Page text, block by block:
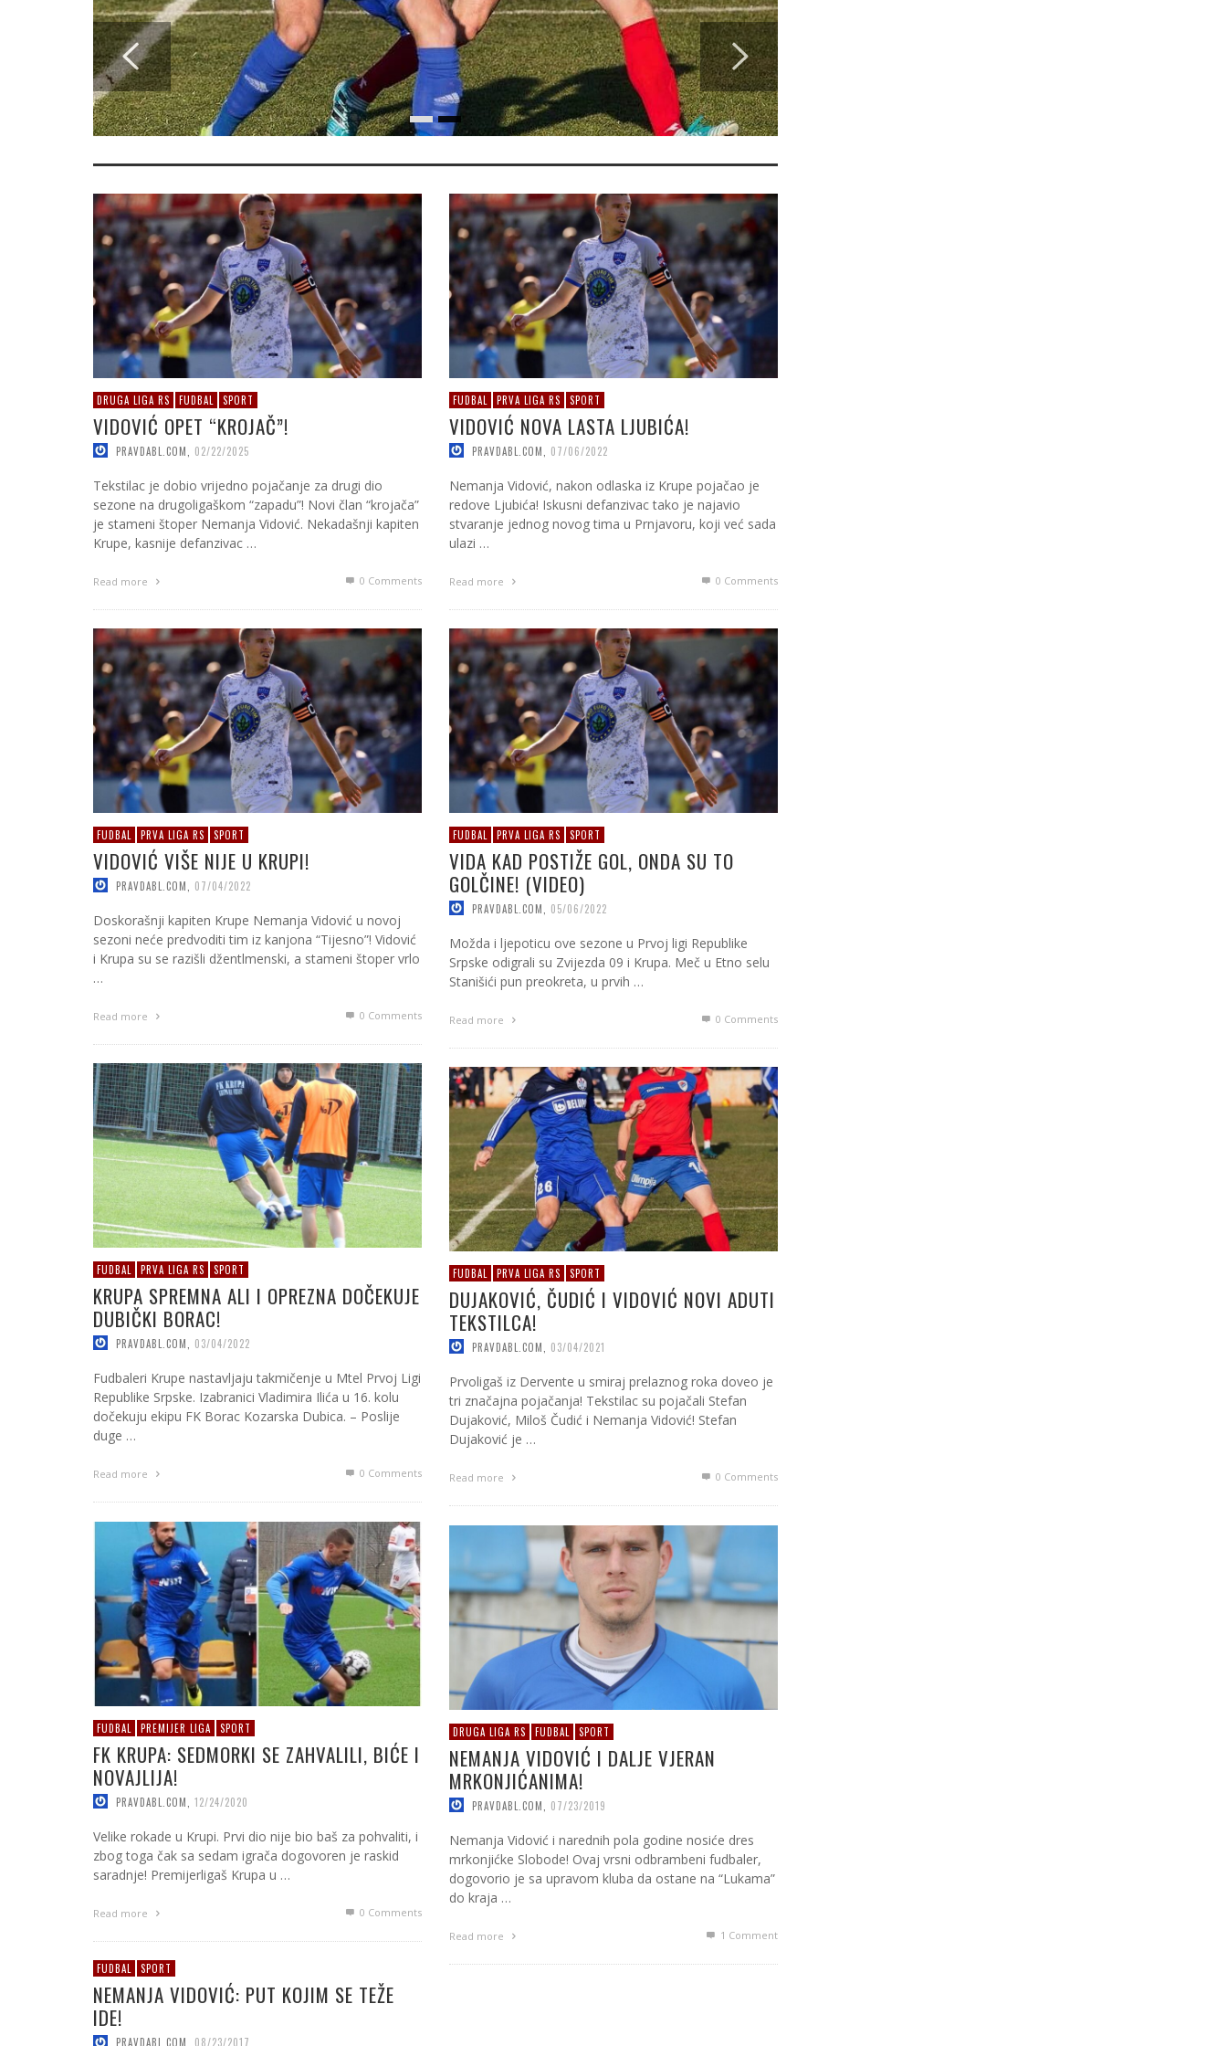
DRUGA LIGA RS FUDBAL SPORT
VIDOVIĆ OPET “KROJAČ”!
PRAVDABL.COM 02/22/2025
Tekstilac je dobio vrijedno pojačanje za drugi dio
sezone na drugoligaškom “zapadu”! Novi član “krojača”
je stameni štoper Nemanja Vidović. Nekadašnji kapiten
Krupe, kasnije defanzivac …
Read more 0 Comments
FUDBAL PRVA LIGA RS SPORT
VIDOVIĆ NOVA LASTA LJUBIĆA!
PRAVDABL.COM 07/06/2022
Nemanja Vidović, nakon odlaska iz Krupe pojačao je
redove Ljubića! Iskusni defanzivac tako je najavio
stvaranje jednog novog tima u Prnjavoru, koji već sada
ulazi …
Read more 0 Comments
FUDBAL PRVA LIGA RS SPORT
VIDOVIĆ VIŠE NIJE U KRUPI!
PRAVDABL.COM 07/04/2022
Doskorašnji kapiten Krupe Nemanja Vidović u novoj
sezoni neće predvoditi tim iz kanjona “Tijesno”! Vidović
i Krupa su se razišli džentlmenski, a stameni štoper vrlo
…
Read more 0 Comments
FUDBAL PRVA LIGA RS SPORT
VIDA KAD POSTIŽE GOL, ONDA SU TO
GOLČINE! (VIDEO)
PRAVDABL.COM 05/06/2022
Možda i ljepoticu ove sezone u Prvoj ligi Republike
Srpske odigrali su Zvijezda 09 i Krupa. Meč u Etno selu
Stanišići pun preokreta, u prvih …
Read more 0 Comments
FUDBAL PRVA LIGA RS SPORT
KRUPA SPREMNA ALI I OPREZNA DOČEKUJE
DUBIČKI BORAC!
PRAVDABL.COM 03/04/2022
Fudbaleri Krupe nastavljaju takmičenje u Mtel Prvoj Ligi
Republike Srpske. Izabranici Vladimira Ilića u 16. kolu
dočekuju ekipu FK Borac Kozarska Dubica. – Poslije
duge …
Read more 0 Comments
FUDBAL PRVA LIGA RS SPORT
DUJAKOVIĆ, ČUDIĆ I VIDOVIĆ NOVI ADUTI
TEKSTILCA!
PRAVDABL.COM 03/04/2021
Prvoligaš iz Dervente u smiraj prelaznog roka doveo je
tri značajna pojačanja! Tekstilac su pojačali Stefan
Dujaković, Miloš Čudić i Nemanja Vidović! Stefan
Dujaković je …
Read more 0 Comments
FUDBAL PREMIJER LIGA SPORT
FK KRUPA: SEDMORKI SE ZAHVALILI, BIĆE I
NOVAJLIJA!
PRAVDABL.COM 12/24/2020
Velike rokade u Krupi. Prvi dio nije bio baš za pohvaliti, i
zbog toga čak sa sedam igrača dogovoren je raskid
saradnje! Premijerligaš Krupa u …
Read more 0 Comments
DRUGA LIGA RS FUDBAL SPORT
NEMANJA VIDOVIĆ I DALJE VJERAN
MRKONJIĆANIMA!
PRAVDABL.COM 07/23/2019
Nemanja Vidović i narednih pola godine nosiće dres
mrkonjićke Slobode! Ovaj vrsni odbrambeni fudbaler,
dogovorio je sa upravom kluba da ostane na “Lukama”
do kraja …
Read more 1 Comment
FUDBAL SPORT
NEMANJA VIDOVIĆ: PUT KOJIM SE TEŽE
IDE!
PRAVDABL.COM 08/23/2017